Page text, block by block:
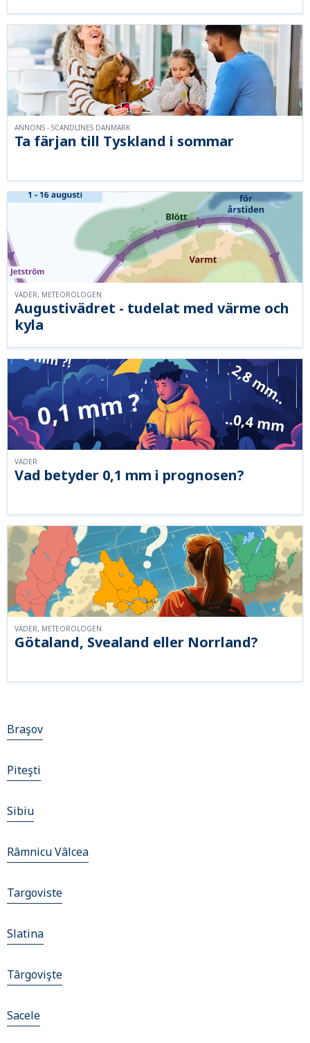
Ta färjan till Tyskland i sommar
ANNONS - SCANDLINES DANMARK
Augustivädret - tudelat med värme och
kyla
VÄDER, METEOROLOGEN
Vad betyder 0,1 mm i prognosen?
VÄDER
Götaland, Svealand eller Norrland?
VÄDER, METEOROLOGEN
Braşov
Piteşti
Sibiu
Râmnicu Vâlcea
Targoviste
Slatina
Târgovişte
Sacele